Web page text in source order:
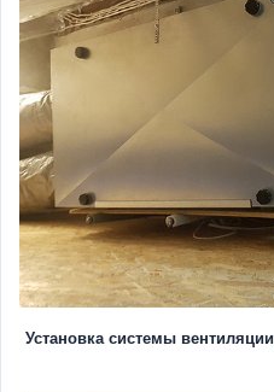
Установка системы вентиляции